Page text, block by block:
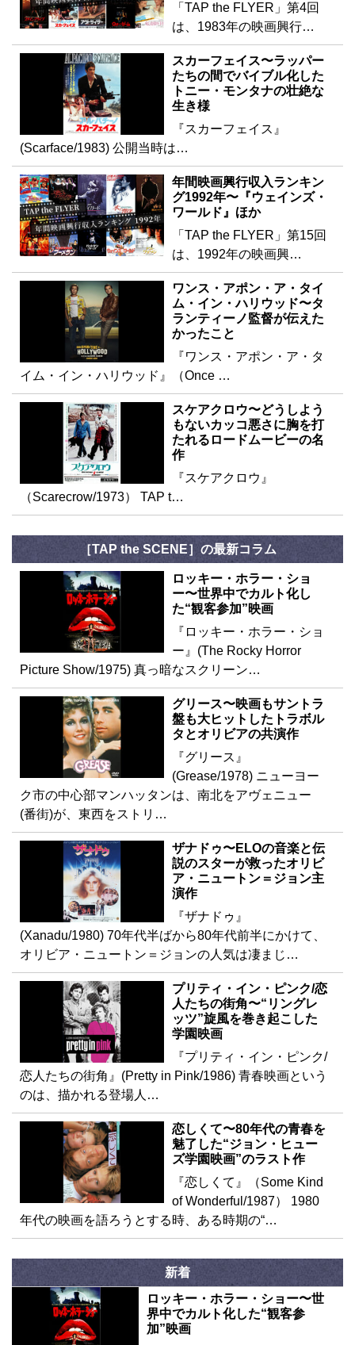
「TAP the FLYER」第4回
は、1983年の映画興行…
スカーフェイス〜ラッパー
たちの間でバイブル化した
トニー・モンタナの壮絶な
生き様
『スカーフェイス』
(Scarface/1983) 公開当時は…
年間映画興行収入ランキン
グ1992年〜『ウェインズ・
ワールド』ほか
「TAP the FLYER」第15回
は、1992年の映画興…
ワンス・アポン・ア・タイ
ム・イン・ハリウッド〜タ
ランティーノ監督が伝えた
かったこと
『ワンス・アポン・ア・タ
イム・イン・ハリウッド』（Once …
スケアクロウ〜どうしよう
もないカッコ悪さに胸を打
たれるロードムービーの名
作
『スケアクロウ』
（Scarecrow/1973） TAP t…
［TAP the SCENE］の最新コラム
ロッキー・ホラー・ショ
ー〜世界中でカルト化し
た“観客参加”映画
『ロッキー・ホラー・ショ
ー』(The Rocky Horror
Picture Show/1975) 真っ暗なスクリーン…
グリース〜映画もサントラ
盤も大ヒットしたトラボル
タとオリビアの共演作
『グリース』
(Grease/1978) ニューヨー
ク市の中心部マンハッタンは、南北をアヴェニュー
(番街)が、東西をストリ…
ザナドゥ〜ELOの音楽と伝
説のスターが救ったオリビ
ア・ニュートン＝ジョン主
演作
『ザナドゥ』
(Xanadu/1980) 70年代半ばから80年代前半にかけて、
オリビア・ニュートン＝ジョンの人気は凄まじ…
プリティ・イン・ピンク/恋
人たちの街角〜“リングレ
ッツ”旋風を巻き起こした
学園映画
『プリティ・イン・ピンク/
恋人たちの街角』(Pretty in Pink/1986) 青春映画という
のは、描かれる登場人…
恋しくて〜80年代の青春を
魅了した“ジョン・ヒュー
ズ学園映画”のラスト作
『恋しくて』（Some Kind
of Wonderful/1987） 1980
年代の映画を語ろうとする時、ある時期の“…
新着
ロッキー・ホラー・ショー〜世
界中でカルト化した“観客参
加”映画